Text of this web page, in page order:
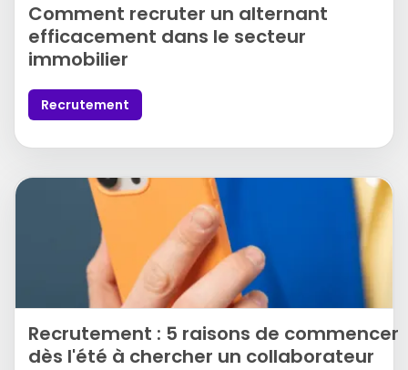
Comment recruter un alternant
efficacement dans le secteur
immobilier
Recrutement
Recrutement : 5 raisons de commencer
dès l'été à chercher un collaborateur